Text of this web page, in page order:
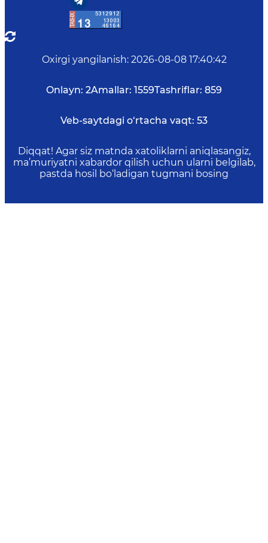
Oxirgi yangilanish: 2026-08-08 17:40:42
Onlayn: 2Amallar: 1559Tashriflar: 859
Veb-saytdagi o‘rtacha vaqt: 53
Diqqat! Agar siz matnda xatoliklarni aniqlasangiz,
ma’muriyatni xabardor qilish uchun ularni belgilab,
pastda hosil bo‘ladigan tugmani bosing